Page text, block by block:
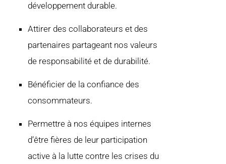
développement durable.
Attirer des collaborateurs et des
partenaires partageant nos valeurs
de responsabilité et de durabilité.
Bénéficier de la confiance des
consommateurs.
Permettre à nos équipes internes
d’être fières de leur participation
active à la lutte contre les crises du